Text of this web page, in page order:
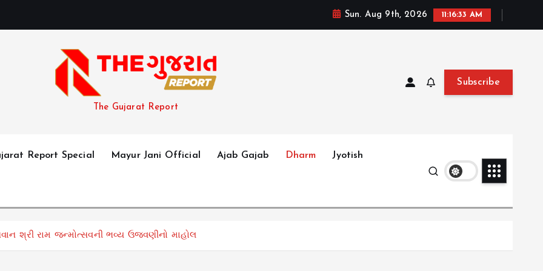
Sun. Aug 9th, 2026 11:16:35 AM
The Gujarat Report
Subscribe
Report Special Mayur Jani Official Ajab Gajab Dharm Jyotish
શ્રી રામ જન્મોત્સવની ભવ્ય ઉજવણીનો માહોલ